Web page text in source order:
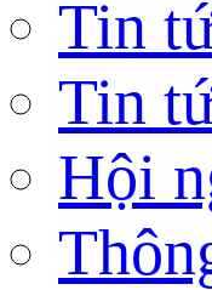
Tin
Tin
Hội